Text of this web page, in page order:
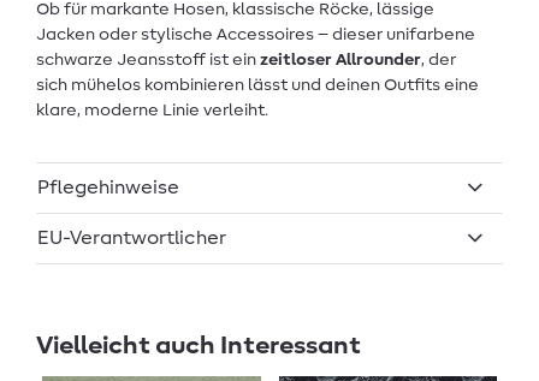
Ob für markante Hosen, klassische Röcke, lässige
Jacken oder stylische Accessoires – dieser unifarbene
schwarze Jeansstoff ist ein zeitloser Allrounder, der
sich mühelos kombinieren lässt und deinen Outfits eine
klare, moderne Linie verleiht.
Pflegehinweise
EU-Verantwortlicher
Vielleicht auch Interessant